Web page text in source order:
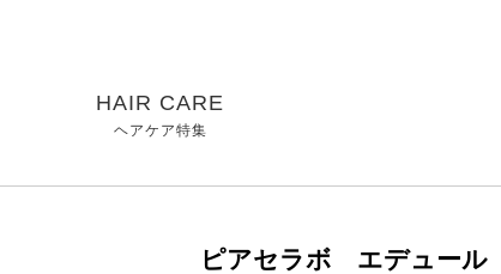
HAIR CARE
ヘアケア特集
ピアセラボ エデュール